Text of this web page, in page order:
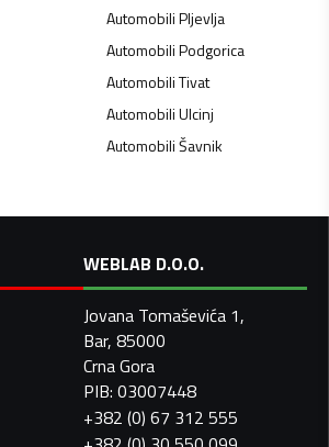
AutomobiliPljevlja
AutomobiliPodgorica
AutomobiliTivat
AutomobiliUlcinj
AutomobiliŠavnik
WEBLAB D.O.O.
Jovana Tomaševića 1,
Bar, 85000
Crna Gora
PIB: 03007448
+382 (0) 67 312 555